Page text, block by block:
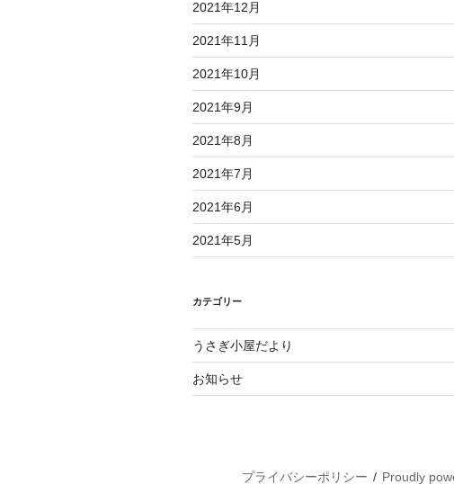
2021年12月
2021年11月
2021年10月
2021年9月
2021年8月
2021年7月
2021年6月
2021年5月
カテゴリー
うさぎ小屋だより
お知らせ
プライバシーポリシー Proudly